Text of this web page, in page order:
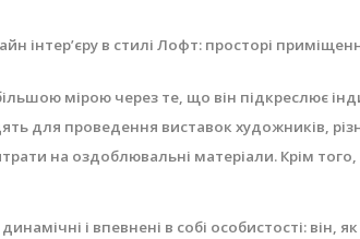
в стилі Лофт: просторі
мірою через те, що він підкреслює
для проведення виставок художників,
на оздоблювальні матеріали. Крім того,
і впевнені в собі особистості: